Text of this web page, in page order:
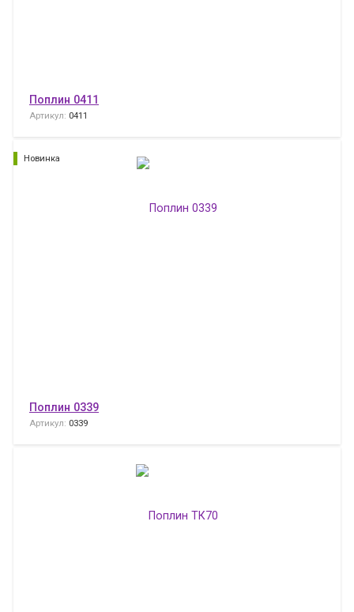
Поплин 0411
Артикул: 0411
Новинка
Поплин 0339
Артикул: 0339